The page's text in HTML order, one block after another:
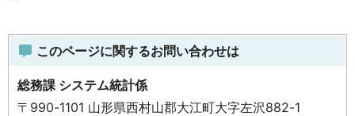
このページに関するお問い合わせは
総務課 システム統計係
〒990-1101 山形県西村山郡大江町大字左沢882-1